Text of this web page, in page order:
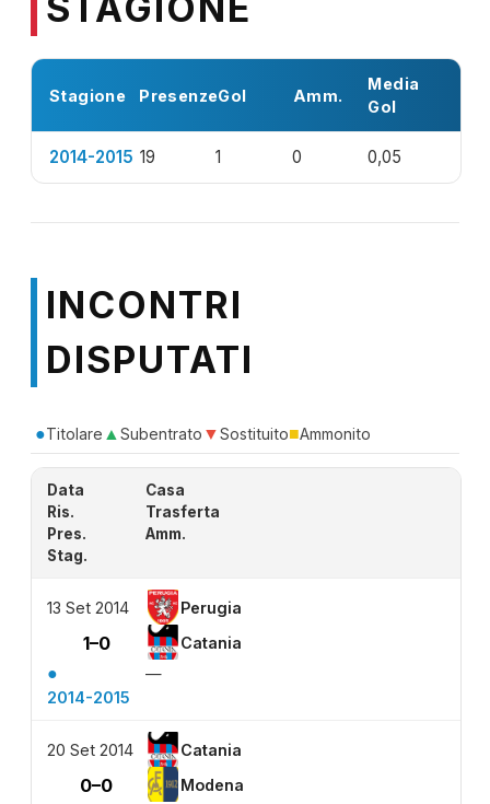
Stagione PresenzeGol Amm.
Media
Gol
2014-2015 19 1 0 0,05
INCONTRI
DISPUTATI
●Titolare ▲Subentrato ▼Sostituito■Ammonito
Data
Casa
Ris.
Trasferta
Pres.
Amm.
Stag.
13 Set 2014 Perugia
1–0 Catania
●
—
2014-2015
20 Set 2014 Catania
0–0 Modena